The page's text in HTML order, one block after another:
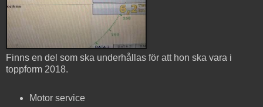
Finns en del som ska underhållas för att hon ska vara i
toppform 2018.
Motor service